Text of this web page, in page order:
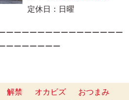
定休日：日曜
ーーーーーーーーーーーーーーー
ーーーーーーー
解禁 オカビズ
おつまみ